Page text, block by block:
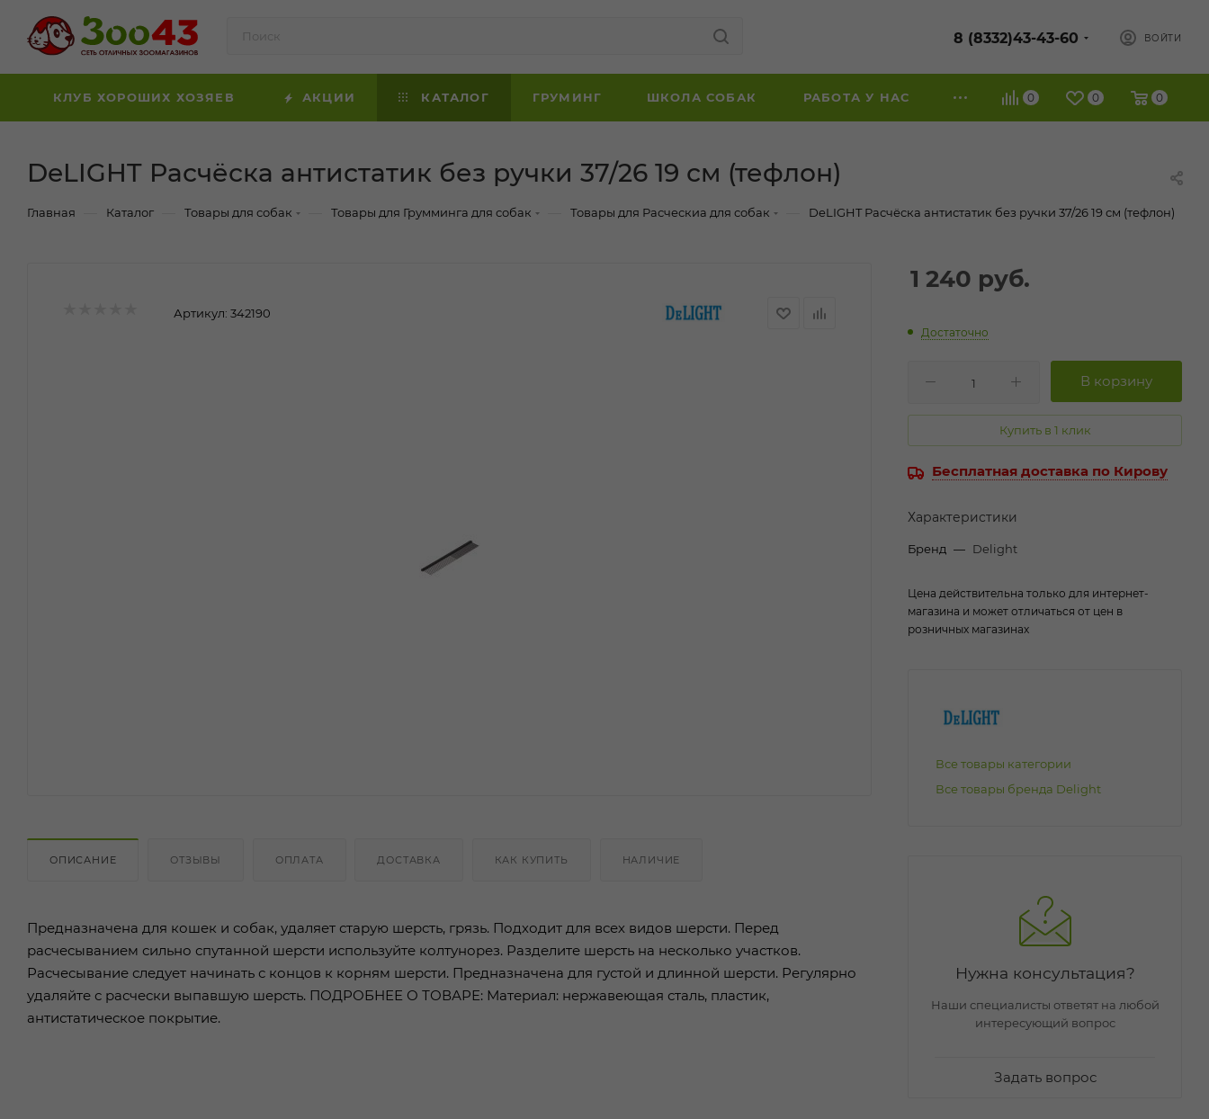
8 (8332)43-43-60 ВОЙТИ
0 0 0
КЛУБ ХОРОШИХ ХОЗЯЕВ АКЦИИ КАТАЛОГ ГРУМИНГ ШКОЛА СОБАК РАБОТА У НАС
DeLIGHT Расчёска антистатик без ручки 37/26 19 см (тефлон)
Главная Каталог Товары для собак Товары для Грумминга для собак Товары для Расческиа для собак DeLIGHT Расчёска антистатик без ручки 37/26 19 см (тефлон)
Артикул: 342190
ОПИСАНИЕ ОТЗЫВЫ ОПЛАТА ДОСТАВКА КАК КУПИТЬ НАЛИЧИЕ
Предназначена для кошек и собак, удаляет старую шерсть, грязь. Подходит для всех видов шерсти. Перед
расчесыванием сильно спутанной шерсти используйте колтунорез. Разделите шерсть на несколько участков.
Расчесывание следует начинать с концов к корням шерсти. Предназначена для густой и длинной шерсти. Регулярно
удаляйте с расчески выпавшую шерсть. ПОДРОБНЕЕ О ТОВАРЕ: Материал: нержавеющая сталь, пластик,
антистатическое покрытие.
1 240 руб.
Достаточно
Купить в 1 клик
Бесплатная доставка по Кирову
Характеристики
Бренд — Delight
Цена действительна только для интернет-
магазина и может отличаться от цен в
розничных магазинах
Все товары категории
Все товары бренда Delight
Нужна консультация?
Наши специалисты ответят на любой
интересующий вопрос
Задать вопрос